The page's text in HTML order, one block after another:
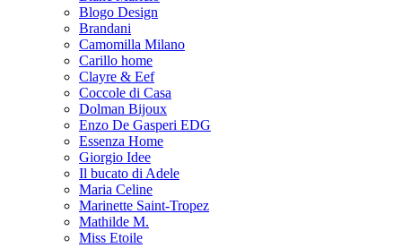
Blogo Design
Brandani
Camomilla Milano
Carillo home
Clayre & Eef
Coccole di Casa
Dolman Bijoux
Enzo De Gasperi EDG
Essenza Home
Giorgio Idee
Il bucato di Adele
Maria Celine
Marinette Saint-Tropez
Mathilde M.
Miss Etoile